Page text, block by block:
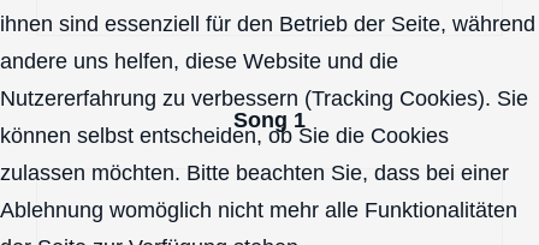
Song 1
ihnen sind essenziell für den Betrieb der Seite, während
andere uns helfen, diese Website und die
Nutzererfahrung zu verbessern (Tracking Cookies). Sie
können selbst entscheiden, ob Sie die Cookies
zulassen möchten. Bitte beachten Sie, dass bei einer
Ablehnung womöglich nicht mehr alle Funktionalitäten